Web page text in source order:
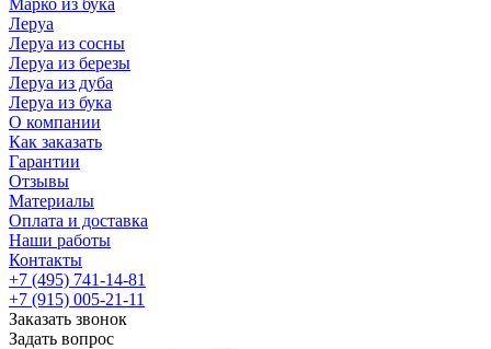
Марко из бука
Леруа
Леруа из сосны
Леруа из березы
Леруа из дуба
Леруа из бука
О компании
Как заказать
Гарантии
Отзывы
Материалы
Оплата и доставка
Наши работы
Контакты
+7 (495) 741-14-81
+7 (915) 005-21-11
Заказать звонок
Задать вопрос